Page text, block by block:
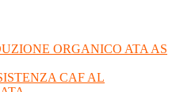
ORGANICO ATA AS
CAF AL